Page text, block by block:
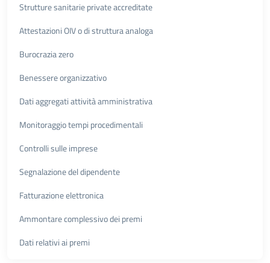
Strutture sanitarie private accreditate
Attestazioni OIV o di struttura analoga
Burocrazia zero
Benessere organizzativo
Dati aggregati attività amministrativa
Monitoraggio tempi procedimentali
Controlli sulle imprese
Segnalazione del dipendente
Fatturazione elettronica
Ammontare complessivo dei premi
Dati relativi ai premi